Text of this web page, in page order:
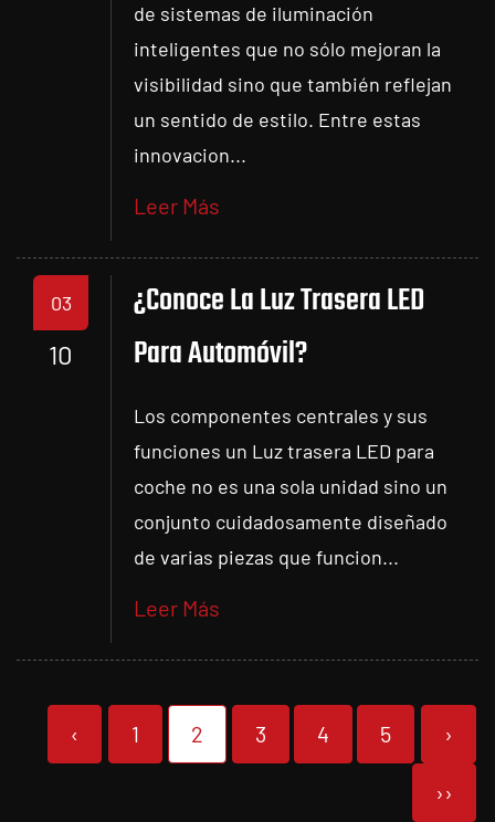
de sistemas de iluminación
inteligentes que no sólo mejoran la
visibilidad sino que también reflejan
un sentido de estilo. Entre estas
innovacion...
Leer Más
03
10
¿Conoce La Luz Trasera LED
Para Automóvil?
Los componentes centrales y sus
funciones un Luz trasera LED para
coche no es una sola unidad sino un
conjunto cuidadosamente diseñado
de varias piezas que funcion...
Leer Más
‹ 1 2 3 4 5 ›
››